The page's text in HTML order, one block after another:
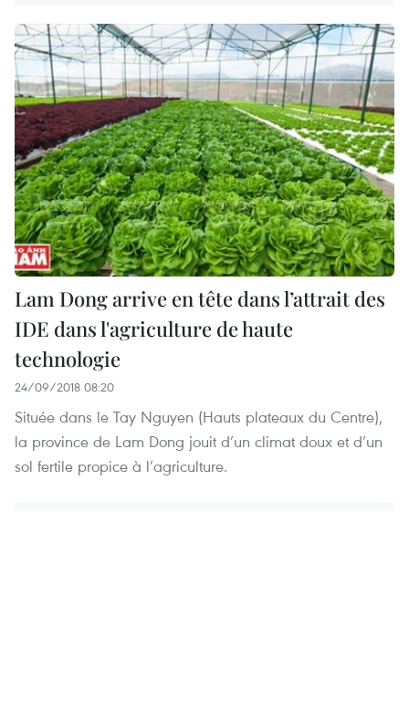
Lam Dong arrive en tête dans l’attrait des
IDE dans l'agriculture de haute
technologie
24/09/2018 08:20
Située dans le Tay Nguyen (Hauts plateaux du Centre),
la province de Lam Dong jouit d’un climat doux et d’un
sol fertile propice à l’agriculture.